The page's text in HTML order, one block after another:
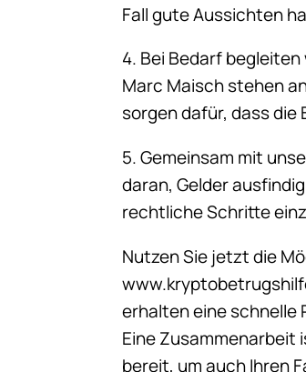
Fall gute Aussichten
4. Bei Bedarf
Marc Maisch stehen
sorgen dafür, dass
5. Gemeinsam mit
daran, Gelder
rechtliche Schritte
Nutzen Sie jetzt die
erhalten eine schnelle
Eine Zusammenarbeit
bereit, um auch Ihren